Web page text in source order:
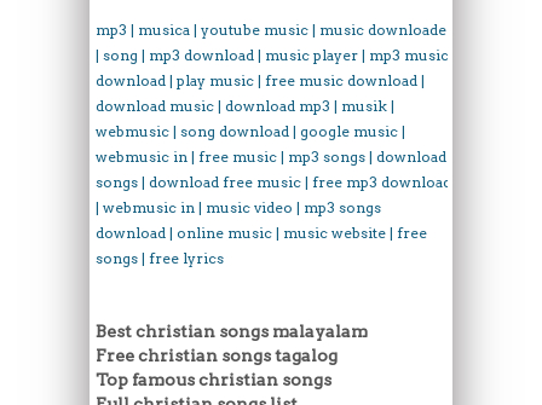
mp3 | musica | youtube music | music downloader
| song | mp3 download | music player | mp3 music
download | play music | free music download |
download music | download mp3 | musik |
webmusic | song download | google music |
webmusic in | free music | mp3 songs | download
songs | download free music | free mp3 download
| webmusic in | music video | mp3 songs
download | online music | music website | free
songs | free lyrics
Best christian songs malayalam
Free christian songs tagalog
Top famous christian songs